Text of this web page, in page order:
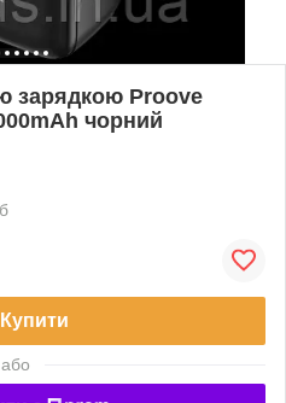
зарядкою Proove
чорний
Купити
або